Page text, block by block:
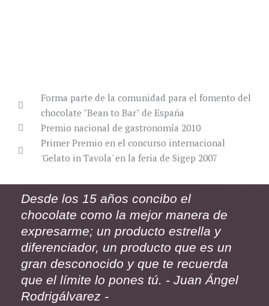
Forma parte de la comunidad para el fomento del
chocolate "Bean to Bar" de España
Premio nacional de gastronomía 2010
Primer Premio en el concurso internacional
'Gelato in Tavola' en la feria de Sigep 2007
Desde los 15 años concibo el
chocolate como la mejor manera de
expresarme; un producto estrella y
diferenciador, un producto que es un
gran desconocido y que te recuerda
que el límite lo pones tú. - Juan Ángel
Rodrigálvarez -